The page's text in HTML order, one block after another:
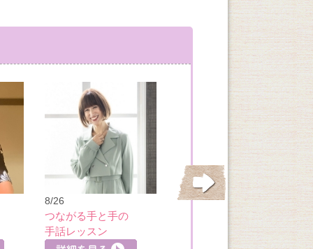
8/26
つながる手と手の
手話レッスン
8/27
【月謝制】先が読
める力を養う 子
ども将棋講座